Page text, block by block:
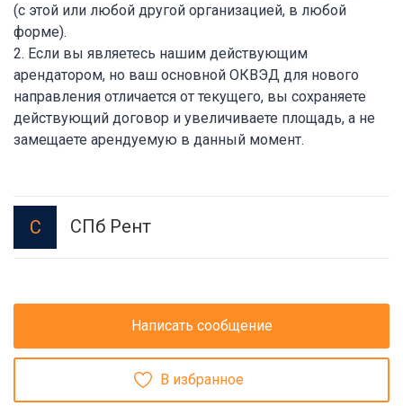
(с этой или любой другой организацией, в любой
форме).
2. Если вы являетесь нашим действующим
арендатором, но ваш основной ОКВЭД для нового
направления отличается от текущего, вы сохраняете
действующий договор и увеличиваете площадь, а не
замещаете арендуемую в данный момент.
С СПб Рент
Написать сообщение
В избранное